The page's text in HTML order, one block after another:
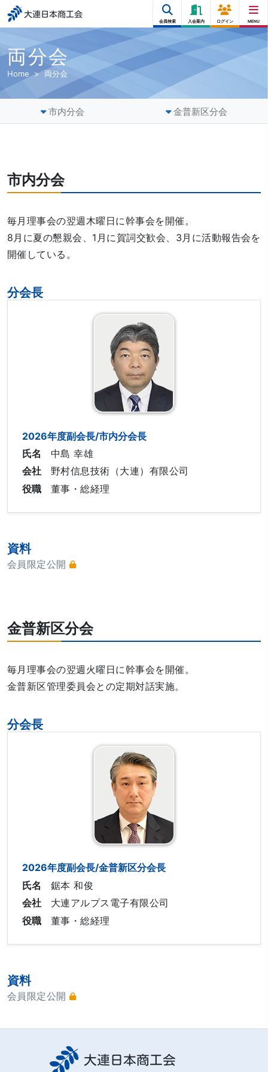
大連日本商工会
会員検索 入会案内 ログイン MENU
両分会
Home 両分会
市内分会 金普新区分会
市内分会
毎月理事会の翌週木曜日に幹事会を開催。
8月に夏の懇親会、1月に賀詞交歓会、3月に活動報告会を
開催している。
分会長
2026年度副会長/市内分会長
氏名
中島 幸雄
会社
野村信息技術（大連）有限公司
役職
董事・総経理
資料
会員限定公開
金普新区分会
毎月理事会の翌週火曜日に幹事会を開催。
金普新区管理委員会との定期対話実施。
分会長
2026年度副会長/金普新区分会長
氏名
鋸本 和俊
会社
大連アルプス電子有限公司
役職
董事・総経理
資料
会員限定公開
大連日本商工会